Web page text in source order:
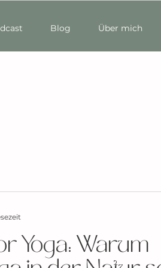
Blog Über mich
Yoga: Warum